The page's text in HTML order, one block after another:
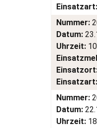
Einsatzart:
Nummer:
Datum:
Uhrzeit:
Einsatzart:
Nummer:
Datum:
Uhrzeit: